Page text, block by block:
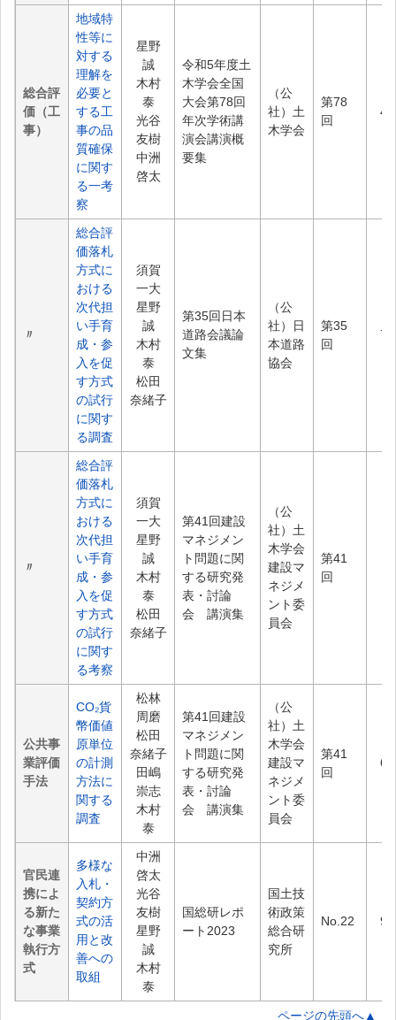
総合評
価（工
事）
地域特
性等に
対する
理解を
必要と
する工
事の品
質確保
に関す
る一考
察
星野
誠
木村
泰
光谷
友樹
中洲
啓太
令和5年度土
木学会全国
大会第78回
年次学術講
演会講演概
要集
（公
社）土
木学会
第78
回
〃
総合評
価落札
方式に
おける
次代担
い手育
成・参
入を促
す方式
の試行
に関す
る調査
須賀
一大
星野
誠
木村
泰
松田
奈緒子
第35回日本
道路会議論
文集
（公
社）日
本道路
協会
第35
回
〃
総合評
価落札
方式に
おける
次代担
い手育
成・参
入を促
す方式
の試行
に関す
る考察
須賀
一大
星野
誠
木村
泰
松田
奈緒子
第41回建設
マネジメン
ト問題に関
する研究発
表・討論
会 講演集
（公
社）土
木学会
建設マ
ネジメ
ント委
員会
第41
回
公共事
業評価
手法
CO₂貨
幣価値
原単位
の計測
方法に
関する
調査
松林
周磨
松田
奈緒子
田嶋
崇志
木村
泰
第41回建設
マネジメン
ト問題に関
する研究発
表・討論
会 講演集
（公
社）土
木学会
建設マ
ネジメ
ント委
員会
第41
回
官民連
携によ
る新た
な事業
執行方
式
多様な
入札・
契約方
式の活
用と改
善への
取組
中洲
啓太
光谷
友樹
星野
誠
木村
泰
国総研レポ
ート2023
国土技
術政策
総合研
究所
No.22
ページの先頭へ▲